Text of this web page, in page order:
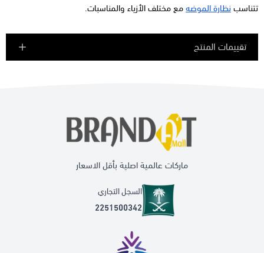
تتناسب نظارة الموضهمع مختلف الأزياء والمناسبات.
تقييمات المنتج
ماركات عالمية اصلية بأقل الاسعار
السجل التجاري
2251500342